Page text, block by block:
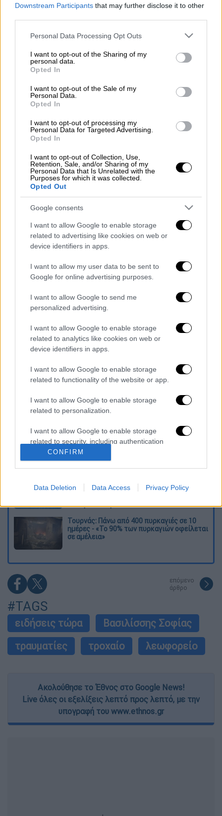
Downstream Participants that may further disclose it to other
Please note that this website/app uses one or more Google
not limited to your visit or usage behaviour. You may click to
grant or deny consent to Google and its third-party tags to
use your data for below specified purposes in below Google
consent section.
Personal Data Processing Opt Outs
I want to opt-out of the Sharing of my
personal data.
Opted In
I want to opt-out of the Sale of my
Personal Data.
Opted In
I want to opt-out of processing my
Personal Data for Targeted Advertising.
Opted In
I want to opt-out of Collection, Use,
Retention, Sale, and/or Sharing of my
Personal Data that Is Unrelated with the
Purposes for which it was collected.
Opted Out
Google consents
I want to allow Google to enable storage
related to advertising like cookies on web or
device identifiers in apps.
I want to allow my user data to be sent to
Google for online advertising purposes.
I want to allow Google to send me
personalized advertising.
I want to allow Google to enable storage
related to analytics like cookies on web or
device identifiers in apps.
I want to allow Google to enable storage
related to functionality of the website or app.
I want to allow Google to enable storage
related to personalization.
I want to allow Google to enable storage
related to security, including authentication
functionality and fraud prevention, and other
user protection.
CONFIRM
Data Deletion Data Access Privacy Policy
Σύμφωνα με όσα μετέδωσε το OPEN, από τη
σύγκρουση τραυματίστηκανδώδεκα περίπου
άνθρωποι, αλλά ευτυχώς όχι σοβαρά.
Τα αίτια του ατυχήματος δεν έχουν
ξεκαθαριστεί ωστόσο πιθανόν να
δρόμου από τον παγετό.
Mάχη με τον χρόνο σε Τουρκία και Συρία
νεκροί - Οι προκλήσεις των διασωστών
Επιμένει η κακοκαιρία Μπάρμπαρα:
Πυκνές χιονοπτώσεις και σήμερα - Οι
προειδοποίηση Μαρουσάκη
Εκλογές 2023: Αποκωδικοποιώντας την
ομιλία Μητσοτακη στη Βουλή -Τα
πολιτικά μηνύματα, τα εκλογικά
διλήμματα και το target group
Ποιος ήταν ο πρώτος πολίτης -
επιβάτης της ελληνικής αεροπορίας:
Σαν σήμερα η πτήση που έμεινε στην
Στεγαστικά δάνεια: 14.088 αιτήσεις για
την επιδότηση της αύξησης των
Διαβάστε ακόμη
O στρατηγός ήταν σχιζοφρενής, εμμονικός,
πλησίαζε τα 75 όταν τον αντάμωσε η δόξα –
Εκείνος που άλλαξε την πορεία της
Ελισάβετ Κωνσταντινίδου στο ethnos.gr:
«Κάθε πόλεμος είναι ένας εμφύλιος, όλοι
είμαστε αδέλφια»
bar για τον θάνατο του 4χρονου στην Πάρο -
ναυαγοσώστη
Τουρνάς: Πάνω από 400 πυρκαγιές σε 10
ημέρες - «Το 90% των πυρκαγιών οφείλεται
σε αμέλεια»
επόμενο
άρθρο
#TAGS
ειδήσεις τώρα
Βασιλίσσης Σοφίας
τραυματίες
τροχαίο λεωφορείο
Ακολούθησε το Έθνος στο Google News!
Live όλες οι εξελίξεις λεπτό προς λεπτό, με την
υπογραφή του www.ethnos.gr